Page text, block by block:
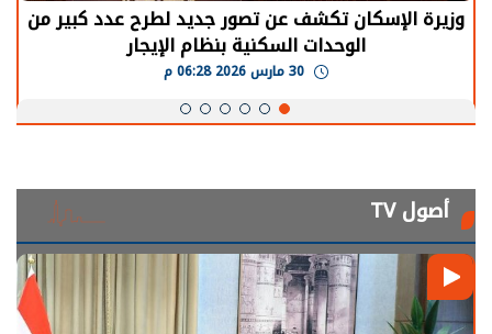
وزيرة الإسكان تكشف عن تصور جديد لطرح عدد كبير من
الوحدات السكنية بنظام الإيجار
أصول TV